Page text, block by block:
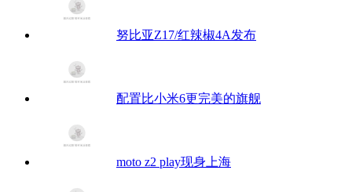
努比亚Z17/红辣椒4A发布
配置比小米6更完美的旗舰
moto z2 play现身上海